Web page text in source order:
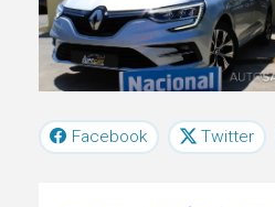
Facebook Twitter